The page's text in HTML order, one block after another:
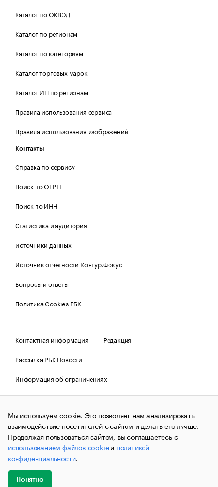
Каталог по ОКВЭД
Каталог по регионам
Каталог по категориям
Каталог торговых марок
Каталог ИП по регионам
Правила использования сервиса
Правила использования изображений
Контакты
Справка по сервису
Поиск по ОГРН
Поиск по ИНН
Статистика и аудитория
Источники данных
Источник отчетности Контур.Фокус
Вопросы и ответы
Политика Cookies РБК
Контактная информация
Редакция
Рассылка РБК Новости
Информация об ограничениях
Правовая информация
О соблюдении авторских прав
© АО «РОСБИЗНЕСКОНСАЛТИНГ»,1995–2026.Сообщения
и материалы информационного агентства «РБК»
(зарегистрировано Федеральной службой по надзору в сфере
связи, информационных технологий и массовых
коммуникаций (Роскомнадзор) 09.12.2015 за номером ИА
№ФС77-63848) сопровождаются пометкой «РБК». Отдельные
публикации могут содержать информацию,
не предназначенную для пользователей
до 18 лет.
Мы используем cookie. Это позволяет нам анализировать
взаимодействие посетителей с сайтом и делать его лучше.
Продолжая пользоваться сайтом, вы соглашаетесь с
использованием файлов cookieи политикой
конфиденциальности.
Понятно